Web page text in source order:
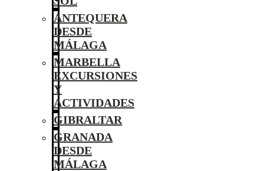
ANTEQUERA
DESDE
MÁLAGA
MARBELLA
EXCURSIONES
Y
ACTIVIDADES
GIBRALTAR
GRANADA
DESDE
MÁLAGA